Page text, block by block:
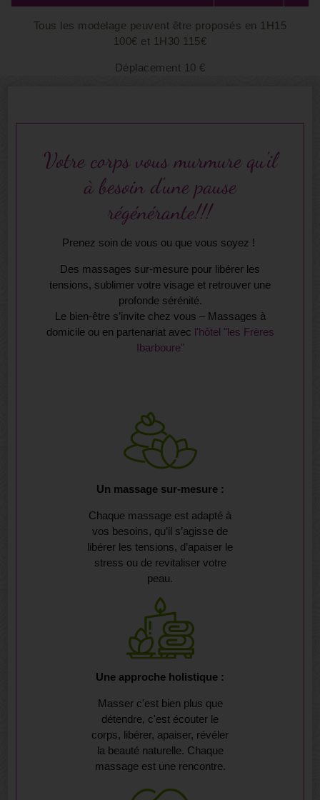
Tous les modelage peuvent être proposés en 1H15
100€ et 1H30 115€
Déplacement 10 €
Votre corps vous murmure qu'il
à besoin d'une pause
régénérante!!!
Prenez soin de vous ou que vous soyez !
Des massages sur-mesure pour libérer les
tensions, sublimer votre visage et retrouver une
profonde sérénité.
Le bien-être s’invite chez vous – Massages à
domicile ou en partenariat avec l'hôtel "les Frères
Ibarboure"
Un massage sur-mesure :
Chaque massage est adapté à
vos besoins, qu’il s’agisse de
libérer les tensions, d’apaiser le
stress ou de revitaliser votre
peau.
Une approche holistique :
Masser c'est bien plus que
détendre, c'est écouter le
corps, libérer, apaiser, révéler
la beauté naturelle. Chaque
massage est une rencontre.